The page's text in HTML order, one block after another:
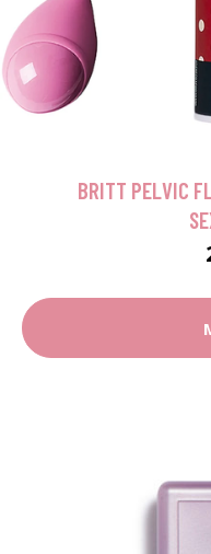
BRITT PELVIC